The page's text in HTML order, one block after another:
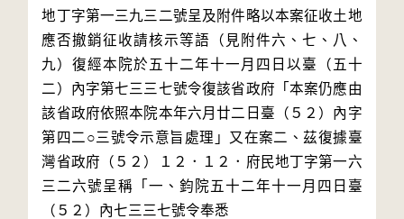
地丁字第一三九三二號呈及附件略以本案征收土地
應否撤銷征收請核示等語（見附件六、七、八、
九）復經本院於五十二年十一月四日以臺（五十
二）內字第七三三七號令復該省政府「本案仍應由
該省政府依照本院本年六月廿二日臺（５２）內字
第四二○三號令示意旨處理」又在案二、茲復據臺
灣省政府（５２）１２．１２．府民地丁字第一六
三二六號呈稱「一、鈞院五十二年十一月四日臺
（５２）內七三三七號令奉悉